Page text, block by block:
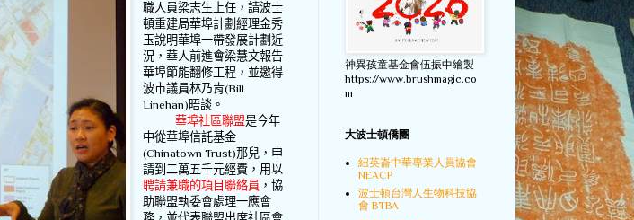
職人員梁志生上任，請波士
頓重建局華埠計劃經理金秀
玉說明華埠一帶發展計劃近
況，華人前進會梁慧文報告
華埠節能翻修工程，並邀得
波市議員林乃肯(Bill
Linehan)晤談。
華埠社區聯盟是今年
中從華埠信託基金
(Chinatown Trust)那兒，申
請到二萬五千元經費，用以
聘請兼職的項目聯絡員 ，協
助聯盟執委會處理一應會
神異孩童基金會伍振中繪製
https://www.brushmagic.co
m
大波士頓僑團
紐英崙中華專業人員協會
NEACP
波士頓台灣人生物科技協
會 BTBA